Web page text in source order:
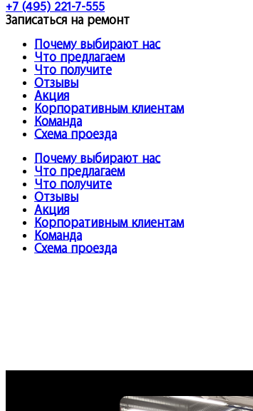
+7 (495) 221-7-555
Записаться на ремонт
Почему выбирают нас
Что предлагаем
Что получите
Отзывы
Акция
Корпоративным клиентам
Команда
Схема проезда
Почему выбирают нас
Что предлагаем
Что получите
Отзывы
Акция
Корпоративным клиентам
Команда
Схема проезда